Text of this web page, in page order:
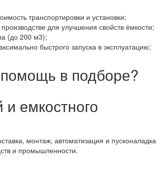
транспортировки и установки;
для улучшения свойств ёмкости;
(до 200 м3);
быстрого запуска в эксплуатацию;
в подборе?
емкостного
монтаж, автоматизация и пусконаладка
и промышленности.